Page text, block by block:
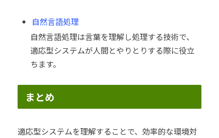
自然言語処理
自然言語処理は言葉を理解し処理する技術で、
適応型システムが人間とやりとりする際に役立
ちます。
まとめ
適応型システムを理解することで、効率的な環境対